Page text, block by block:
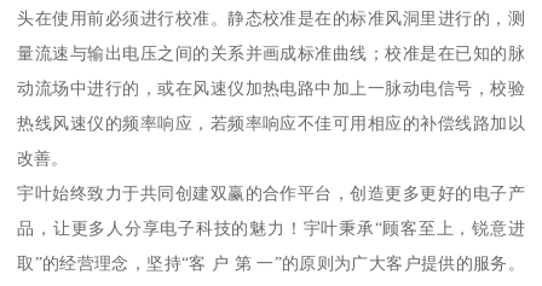
头在使用前必须进行校准。静态校准是在的标准风洞里进行的，测
量流速与输出电压之间的关系并画成标准曲线；校准是在已知的脉
动流场中进行的，或在风速仪加热电路中加上一脉动电信号，校验
热线风速仪的频率响应，若频率响应不佳可用相应的补偿线路加以
改善。
宇叶始终致力于共同创建双赢的合作平台，创造更多更好的电子产
品，让更多人分享电子科技的魅力！宇叶秉承“顾客至上，锐意进
取”的经营理念，坚持“客 户 第 一”的原则为广大客户提供的服务。